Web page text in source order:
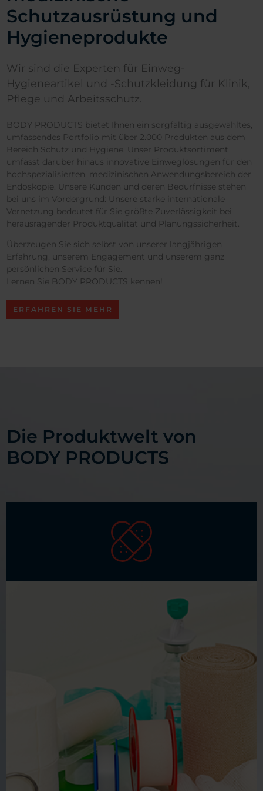
Schutzausrüstung und
Hygieneprodukte
Wir sind die Experten für Einweg-
Hygieneartikel und -Schutzkleidung für Klinik,
Pflege und Arbeitsschutz.
BODY PRODUCTS bietet Ihnen ein sorgfältig ausgewähltes,
umfassendes Portfolio mit über 2.000 Produkten aus dem
Bereich Schutz und Hygiene. Unser Produktsortiment
umfasst darüber hinaus innovative Einweglösungen für den
hochspezialisierten, medizinischen Anwendungsbereich der
Endoskopie. Unsere Kunden und deren Bedürfnisse stehen
bei uns im Vordergrund: Unsere starke internationale
Vernetzung bedeutet für Sie größte Zuverlässigkeit bei
herausragender Produktqualität und Planungssicherheit.
Überzeugen Sie sich selbst von unserer langjährigen
Erfahrung, unserem Engagement und unserem ganz
persönlichen Service für Sie.
Lernen Sie BODY PRODUCTS kennen!
ERFAHREN SIE MEHR
Die Produktwelt von
BODY PRODUCTS